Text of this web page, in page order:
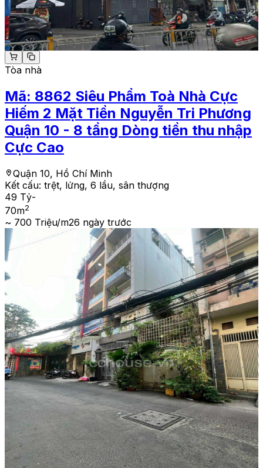
Tòa nhà
Mã: 8862 Siêu Phẩm Toà Nhà Cực
Hiếm 2 Mặt Tiền Nguyễn Tri Phương
Quận 10 - 8 tầng Dòng tiền thu nhập
Cực Cao
Quận 10, Hồ Chí Minh
Kết cấu: trệt, lửng, 6 lầu, sân thượng
49 Tỷ-
70m2
~ 700 Triệu/m26 ngày trước